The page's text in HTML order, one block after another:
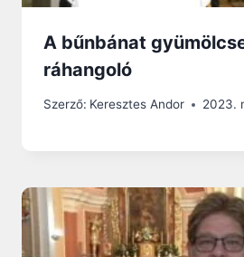
A bűnbánat
ráhangoló
Szerző: Keresztes Andor 2023.